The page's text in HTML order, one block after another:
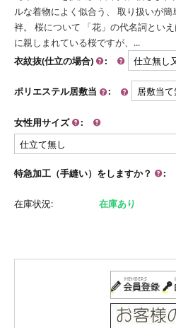
ルな着物によく似合う、 取り扱いが
袢。 桜について 「花」の代名詞とい
に親しまれている桜ですが、...
衣紋抜(仕立の場合)
:
ポリエステル居敷当 :
女性用サイズ :
特急加工（手縫い）をしますか？ :
在庫状況: 在庫あり